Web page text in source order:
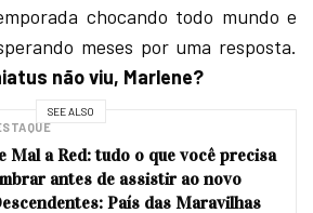
chocando todo mundo e
meses por uma resposta.
não viu, Marlene?
SEE ALSO
Mal a Red: tudo o que você precisa
antes de assistir ao novo
País das Maravilhas